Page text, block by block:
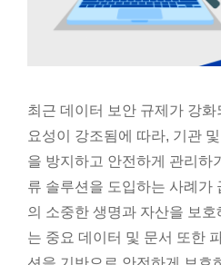
최근 데이터 보안 규제가 강
요성이 강조됨에 따라, 기관
을 방지하고 안전하게 관리하
류 솔루션을 도입하는 사례가
의 소중한 생명과 자산을 보
는 중요 데이터 및 문서 또한